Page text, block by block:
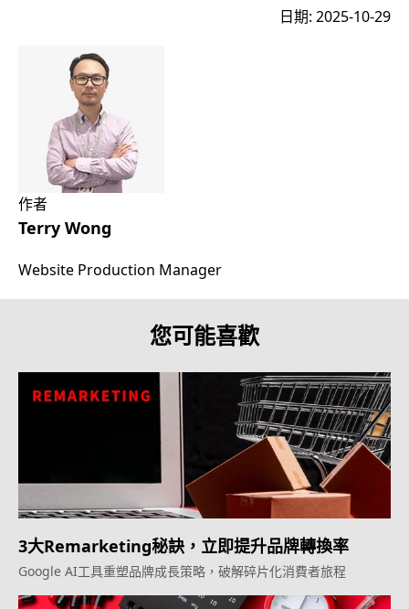
日期: 2025-10-29
作者
Terry Wong
Website Production Manager
您可能喜歡
3大Remarketing秘訣，立即提升品牌轉換率
Google AI工具重塑品牌成長策略，破解碎片化消費者旅程